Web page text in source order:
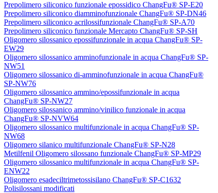
Prepolimero siliconico funzionale epossidico ChangFu® SP-E20
Prepolimero siliconico diamminofunzionale ChangFu® SP-DN46
Prepolimero siliconico acrilossifunzionale ChangFu® SP-A70
Prepolimero siliconico funzionale Mercapto ChangFu® SP-SH
Oligomero silossanico epossifunzionale in acqua ChangFu® SP-
EW29
Oligomero silossanico amminofunzionale in acqua ChangFu® SP-
NW51
Oligomero silossanico di-amminofunzionale in acqua ChangFu®
SP-NW76
Oligomero silossanico ammino/epossifunzionale in acqua
ChangFu® SP-NW27
Oligomero silossanico ammino/vinilico funzionale in acqua
ChangFu® SP-NVW64
Oligomero silossanico multifunzionale in acqua ChangFu® SP-
NW68
Oligomero silanico multifunzionale ChangFu® SP-N28
Metilfenil Oligomero silossano funzionale ChangFu® SP-MP29
Oligomero silossanico multifunzionale in acqua ChangFu® SP-
ENW22
Oligomero esadeciltrimetossisilano ChangFu® SP-C1632
Polisilossani modificati